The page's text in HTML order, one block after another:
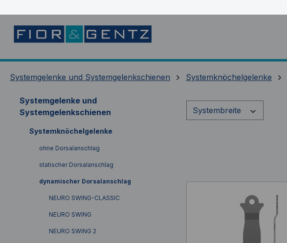
Systemgelenke und Systemgelenkschienen Systemknöchelgelenke
Systemgelenke und
Systemgelenkschienen
Systemknöchelgelenke
ohne Dorsalanschlag
statischer Dorsalanschlag
dynamischer Dorsalanschlag
NEURO SWING-CLASSIC
NEURO SWING
NEURO SWING 2
Systembreite